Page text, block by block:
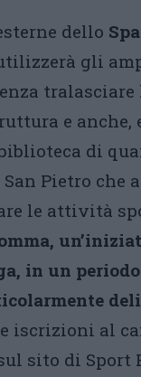
dello
gli
e anche,
di
Pietro che
le attività
in un
iscrizioni al
sito di Sport